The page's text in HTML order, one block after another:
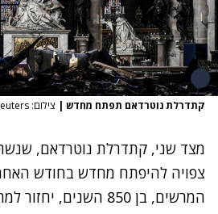
קתדרלת נוטרדאם תפתח מחדש | צילום: POOL New, reuters
מצד שני, קתדרלת נוטרדאם,
המרשים, בן 850 השנים,